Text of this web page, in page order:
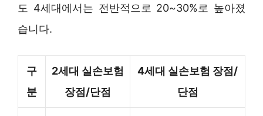
도 4세대에서는 전반적으로 20~30%로 높아졌
습니다.
구
분
2세대 실손보험
장점/단점
4세대 실손보험 장점/
단점